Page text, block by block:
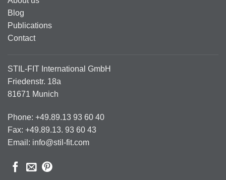
Blog
Publications
Contact
STIL-FIT International GmbH
Friedenstr. 18a
81671 Munich
Phone: +49.89.13 93 60 40
Fax: +49.89.13. 93 60 43
Email: info@stil-fit.com